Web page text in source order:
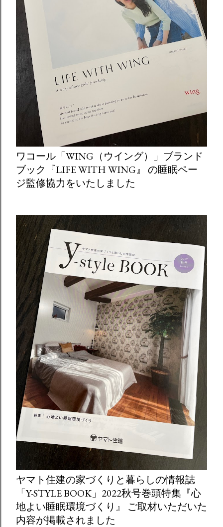
ワコール「WING（ウイング）」ブランド
ブック『LIFE WITH WING』 の睡眠ペー
ジ監修協力をいたしました
ヤマト住建の家づくりと暮らしの情報誌
「Y-STYLE BOOK」2022秋号巻頭特集『心
地よい睡眠環境づくり』 ご取材いただいた
内容が掲載されました